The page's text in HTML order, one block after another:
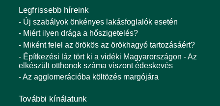
Legfrissebb híreink
- Új szabályok önkényes lakásfoglalók esetén
- Miért ilyen drága a hőszigetelés?
- Miként felel az örökös az örökhagyó tartozásáért?
- Építkezési láz tört ki a vidéki Magyarországon - Az
elkészült otthonok száma viszont édeskevés
- Az agglomerációba költözés margójára
További kínálatunk